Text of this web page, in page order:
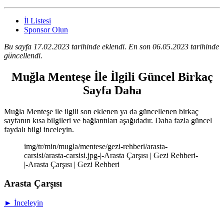
İl Listesi
Sponsor Olun
Bu sayfa 17.02.2023 tarihinde eklendi. En son 06.05.2023 tarihinde
güncellendi.
Muğla Menteşe İle İlgili Güncel Birkaç
Sayfa Daha
Muğla Menteşe ile ilgili son eklenen ya da güncellenen birkaç
sayfanın kısa bilgileri ve bağlantıları aşağıdadır. Daha fazla güncel
faydalı bilgi inceleyin.
img/tr/min/mugla/mentese/gezi-rehberi/arasta-
carsisi/arasta-carsisi.jpg-|-Arasta Çarşısı | Gezi Rehberi-
|-Arasta Çarşısı | Gezi Rehberi
Arasta Çarşısı
► İnceleyin